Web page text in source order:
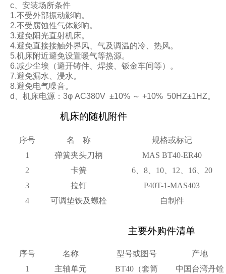
c、安装场所条件
1.不受外部振动影响。
2.不受腐蚀性气体影响。
3.避免阳光直射机床。
4.避免直接接触外界风、气及调温的冷、热风。
5.机床附近避免设置暖气等热源。
6.减少尘埃（避开铸件、焊接、钣金车间等）。
7.避免漏水、浸水。
8.避免电气噪音。
d、机床电源：3φ AC380V ±10% ～ +10% 50HZ±1HZ。
机床的随机附件
序号 名 称
规格或标记
1
弹簧夹头刀柄 MAS BT40-ER40
2
卡簧
6、8、10、12、16、20
3
拉钉
P40T-1-MAS403
4
可调垫铁及螺栓 自制件
主要外购件清单
序号 名称 型号或图号
产地
1
主轴单元
BT40（套筒
中国台湾丹铨